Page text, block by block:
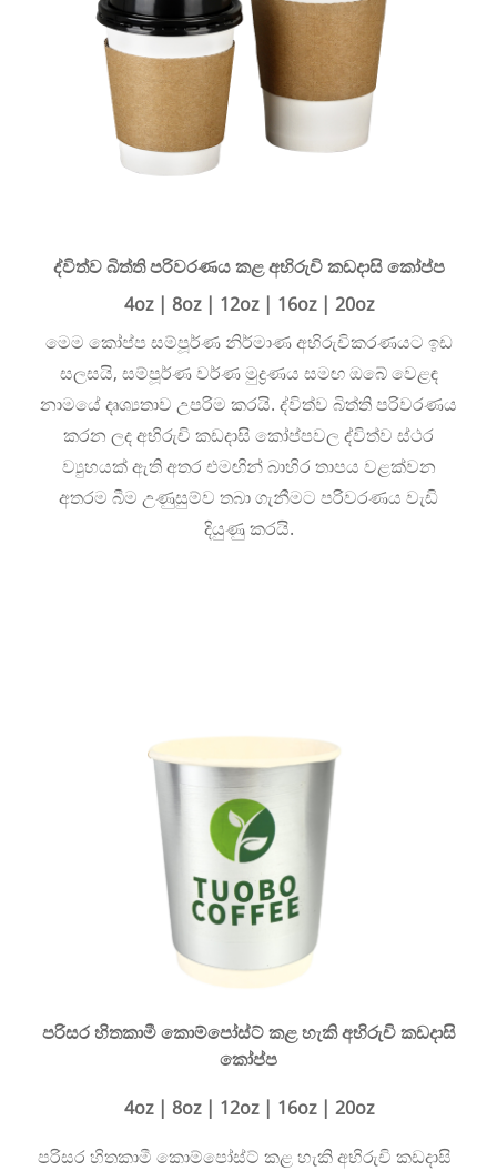
ද්විත්ව බිත්ති පරිවරණය කළ අභිරුචි කඩදාසි කෝප්ප
4oz | 8oz | 12oz | 16oz | 20oz
මෙම කෝප්ප සම්පූර්ණ නිර්මාණ අභිරුචිකරණයට ඉඩ
සලසයි, සම්පූර්ණ වර්ණ මුද්‍රණය සමඟ ඔබේ වෙළඳ
නාමයේ දෘශ්‍යතාව උපරිම කරයි. ද්විත්ව බිත්ති පරිවරණය
කරන ලද අභිරුචි කඩදාසි කෝප්පවල ද්විත්ව ස්ථර
ව්‍යුහයක් ඇති අතර එමඟින් බාහිර තාපය වළක්වන
අතරම බීම උණුසුම්ව තබා ගැනීමට පරිවරණය වැඩි
දියුණු කරයි.
පරිසර හිතකාමී කොම්පෝස්ට් කළ හැකි අභිරුචි කඩදාසි
කෝප්ප
4oz | 8oz | 12oz | 16oz | 20oz
පරිසර හිතකාමී කොම්පෝස්ට් කළ හැකි අභිරුචි කඩදාසි